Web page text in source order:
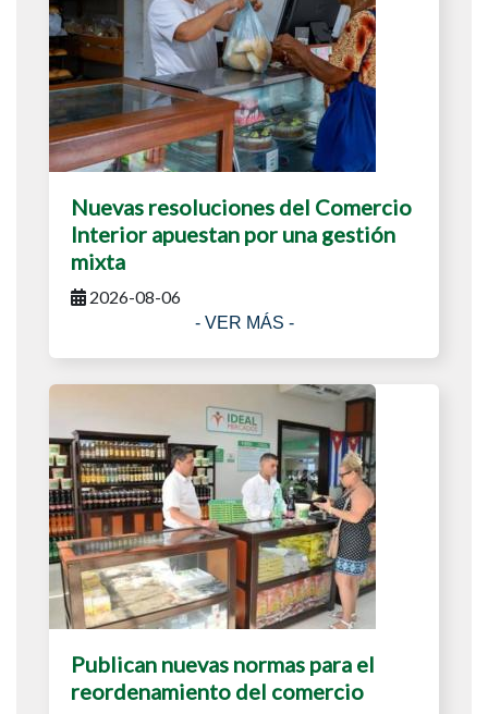
Nuevas resoluciones del Comercio
Interior apuestan por una gestión
mixta
2026-08-06
- VER MÁS -
Publican nuevas normas para el
reordenamiento del comercio